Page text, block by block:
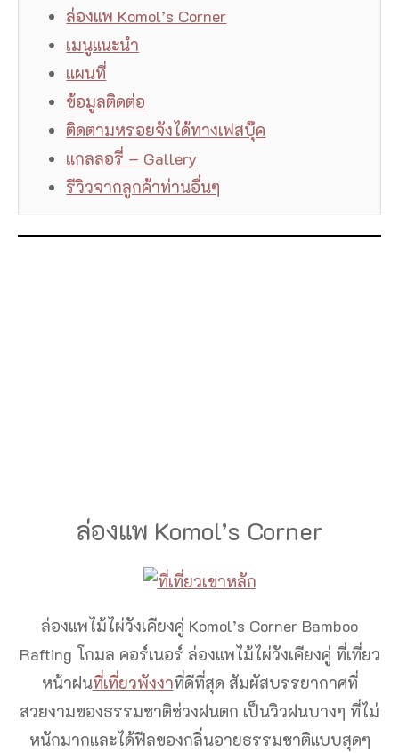
ล่องแพ Komol’s Corner
เมนูแนะนำ
แผนที่
ข้อมูลติดต่อ
ติดตามหรอยจังได้ทางเฟสบุ๊ค
แกลลอรี่ – Gallery
รีวิวจากลูกค้าท่านอื่นๆ
ล่องแพ Komol’s Corner
ล่องแพไม้ไผ่วังเคียงคู่ Komol’s Corner Bamboo
Rafting โกมล คอร์เนอร์ ล่องแพไม้ไผ่วังเคียงคู่ ที่เที่ยว
หน้าฝนที่เที่ยวพังงาที่ดีที่สุด สัมผัสบรรยากาศที่
สวยงามของธรรมชาติช่วงฝนตก เป็นวิวฝนบางๆ ที่ไม่
หนักมากและได้ฟีลของกลิ่นอายธรรมชาติแบบสุดๆ